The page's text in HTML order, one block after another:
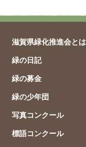
滋賀県緑化推進会とは
緑の日記
緑の募金
緑の少年団
写真コンクール
標語コンクール